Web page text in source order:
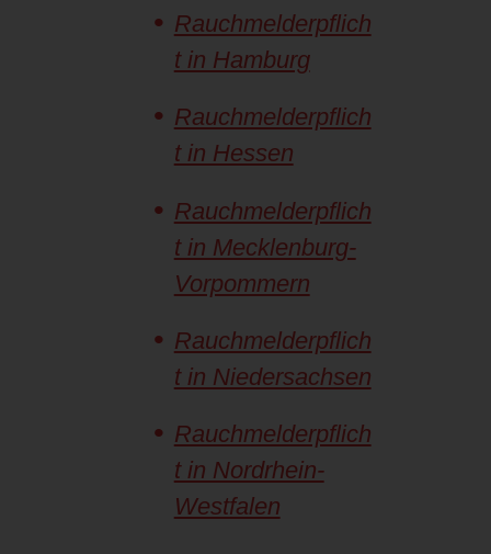
Rauchmelderpflich
t in Hamburg
Rauchmelderpflich
t in Hessen
Rauchmelderpflich
t in Mecklenburg-
Vorpommern
Rauchmelderpflich
t in Niedersachsen
Rauchmelderpflich
t in Nordrhein-
Westfalen